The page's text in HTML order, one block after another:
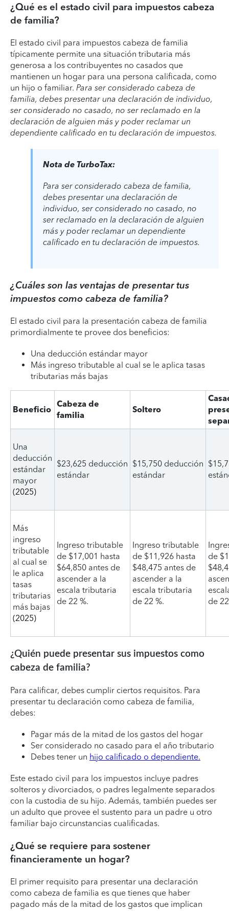
¿Qué es el estado civil para impuestos cabeza
de familia?
El estado civil para impuestos cabeza de familia
típicamente permite una situación tributaria más
generosa a los contribuyentes no casados que
mantienen un hogar para una persona calificada, como
un hijo o familiar. Para ser considerado cabeza de
familia, debes presentar una declaración de individuo,
ser considerado no casado, no ser reclamado en la
declaración de alguien más y poder reclamar un
dependiente calificado en tu declaración de impuestos.
Nota de TurboTax:
Para ser considerado cabeza de familia,
debes presentar una declaración de
individuo, ser considerado no casado, no
ser reclamado en la declaración de alguien
más y poder reclamar un dependiente
calificado en tu declaración de impuestos.
¿Cuáles son las ventajas de presentar tus
impuestos como cabeza de familia?
El estado civil para la presentación cabeza de familia
primordialmente te provee dos beneficios:
Una deducción estándar mayor
Más ingreso tributable al cual se le aplica tasas
tributarias más bajas
Beneficio
Cabeza de
familia
Soltero
Una
deducción
estándar
mayor
(2025)
$23,625 deducción
estándar
$15,750 deducción
estándar
Más
ingreso
tributable
al cual se
le aplica
tasas
tributarias
más bajas
(2025)
Ingreso tributable
de $17,001 hasta
$64,850 antes de
ascender a la
escala tributaria
de 22 %.
Ingreso tributable
de $11,926 hasta
$48,475 antes de
ascender a la
escala tributaria
de 22 %.
de
de
¿Quién puede presentar sus impuestos como
cabeza de familia?
Para calificar, debes cumplir ciertos requisitos. Para
presentar tu declaración como cabeza de familia,
debes:
Pagar más de la mitad de los gastos del hogar
Ser considerado no casado para el año tributario
Debes tener un hijo calificado o dependiente.
Este estado civil para los impuestos incluye padres
solteros y divorciados, o padres legalmente separados
con la custodia de su hijo. Además, también puedes ser
un adulto que provee el sustento para un padre u otro
familiar bajo circunstancias cualificadas.
¿Qué se requiere para sostener
financieramente un hogar?
El primer requisito para presentar una declaración
como cabeza de familia es que tienes que haber
pagado más de la mitad de los gastos que implican